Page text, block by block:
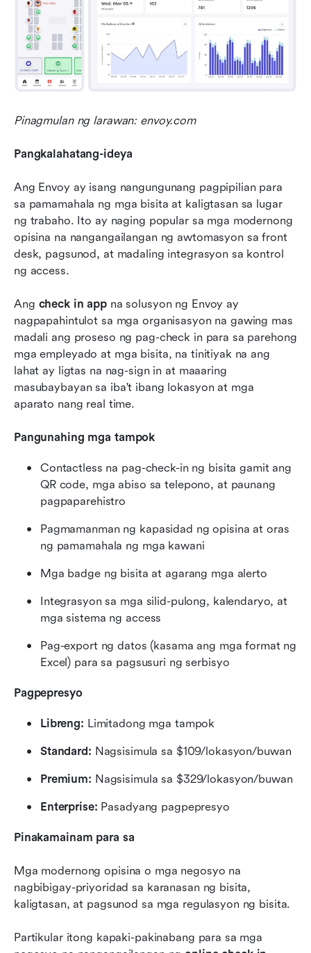
Pinagmulan ng larawan: envoy.com
Pangkalahatang-ideya
Ang Envoy ay isang nangungunang pagpipilian para
sa pamamahala ng mga bisita at kaligtasan sa lugar
ng trabaho. Ito ay naging popular sa mga modernong
opisina na nangangailangan ng awtomasyon sa front
desk, pagsunod, at madaling integrasyon sa kontrol
ng access.
Ang check in app na solusyon ng Envoy ay
nagpapahintulot sa mga organisasyon na gawing mas
madali ang proseso ng pag-check in para sa parehong
mga empleyado at mga bisita, na tinitiyak na ang
lahat ay ligtas na nag-sign in at maaaring
masubaybayan sa iba't ibang lokasyon at mga
aparato nang real time.
Pangunahing mga tampok
Contactless na pag-check-in ng bisita gamit ang
QR code, mga abiso sa telepono, at paunang
pagpaparehistro
Pagmamanman ng kapasidad ng opisina at oras
ng pamamahala ng mga kawani
Mga badge ng bisita at agarang mga alerto
Integrasyon sa mga silid-pulong, kalendaryo, at
mga sistema ng access
Pag-export ng datos (kasama ang mga format ng
Excel) para sa pagsusuri ng serbisyo
Pagpepresyo
Libreng: Limitadong mga tampok
Standard: Nagsisimula sa $109/lokasyon/buwan
Premium: Nagsisimula sa $329/lokasyon/buwan
Enterprise: Pasadyang pagpepresyo
Pinakamainam para sa
Mga modernong opisina o mga negosyo na
nagbibigay-priyoridad sa karanasan ng bisita,
kaligtasan, at pagsunod sa mga regulasyon ng bisita.
Partikular itong kapaki-pakinabang para sa mga